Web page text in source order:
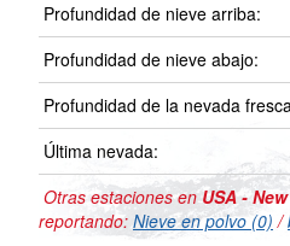
Profundidad de nieve arriba:
Profundidad de nieve abajo:
Profundidad de la nevada
Última nevada:
Otras estaciones enUSA -
reportando: Nieve en polvo (0) /